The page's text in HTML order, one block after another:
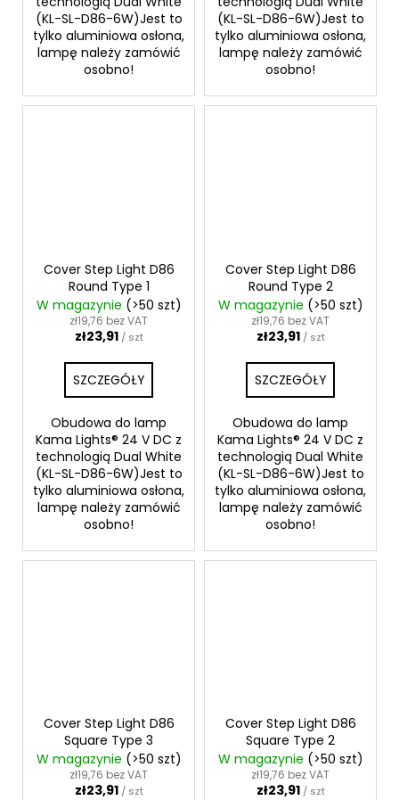
(KL-SL-D86-6W)Jest to
tylko aluminiowa osłona,
lampę należy zamówić
osobno!
(KL-SL-D86-6W)Jest to
tylko aluminiowa osłona,
lampę należy zamówić
osobno!
Cover Step Light D86
Round Type 1
W magazynie (>50 szt)
zł19,76 bez VAT
zł23,91 / szt
SZCZEGÓŁY
Obudowa do lamp
Kama Lights® 24 V DC z
technologią Dual White
(KL-SL-D86-6W)Jest to
tylko aluminiowa osłona,
lampę należy zamówić
osobno!
Cover Step Light D86
Round Type 2
W magazynie (>50 szt)
zł19,76 bez VAT
zł23,91 / szt
SZCZEGÓŁY
Obudowa do lamp
Kama Lights® 24 V DC z
technologią Dual White
(KL-SL-D86-6W)Jest to
tylko aluminiowa osłona,
lampę należy zamówić
osobno!
Cover Step Light D86
Square Type 3
W magazynie (>50 szt)
zł19,76 bez VAT
zł23,91 / szt
Cover Step Light D86
Square Type 2
W magazynie (>50 szt)
zł19,76 bez VAT
zł23,91 / szt